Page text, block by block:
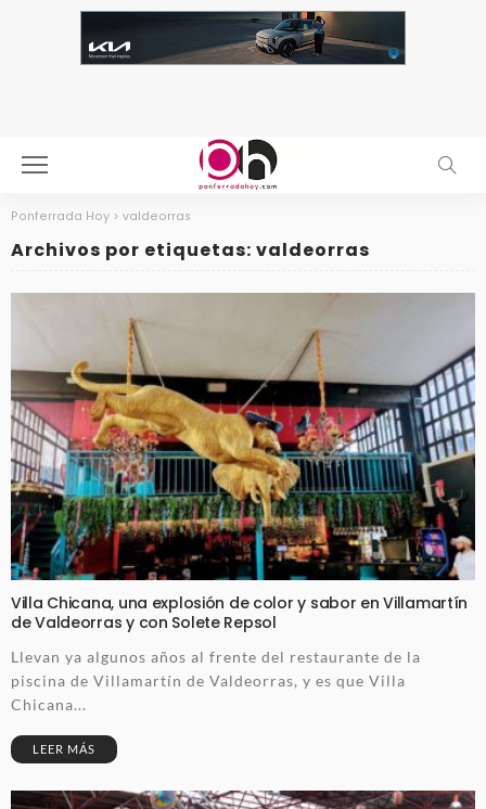
Ponferrada Hoy > valdeorras
Archivos por etiquetas: valdeorras
Villa Chicana, una explosión de color y sabor en Villamartín
de Valdeorras y con Solete Repsol
Llevan ya algunos años al frente del restaurante de la
piscina de Villamartín de Valdeorras, y es que Villa
Chicana...
LEER MÁS